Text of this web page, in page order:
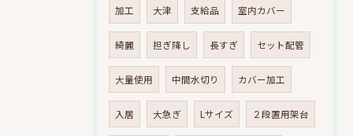
加工 大津 支給品 室内カバー
綺麗 担ぎ降し 長すぎ セット配管
大量使用 中間水切り カバー加工
入居 大急ぎ Lサイズ ２段置用架台